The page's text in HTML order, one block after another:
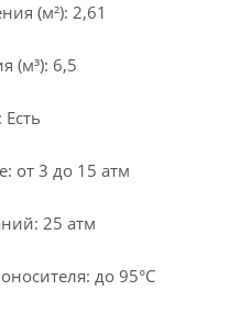
(м²): 2,61
(м³): 6,5
от 3 до 15 атм
25 атм
до 95°С